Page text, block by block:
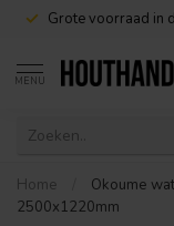
Grote voorraad in
MENU
Home
Okoume
2500x1220mm